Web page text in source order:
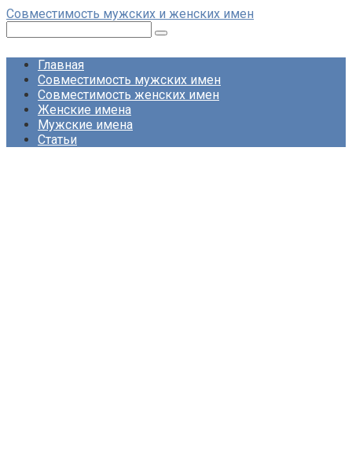
Перейти
контенту
Совместимость мужских и женских имен
Главная
Совместимость мужских имен
Совместимость женских имен
Женские имена
Мужские имена
Статьи